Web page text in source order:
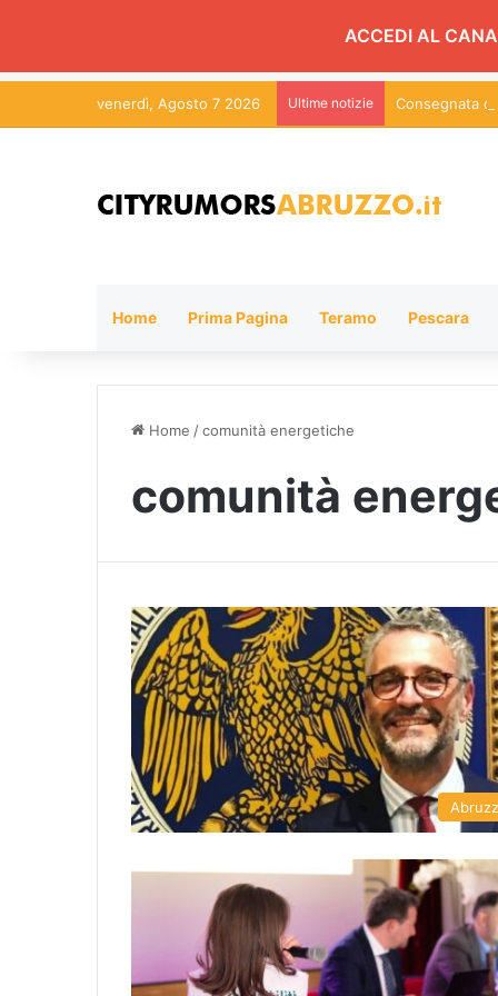
ACCEDI AL
venerdì, Agosto 7 2026 Ultime notizie Consegnata
Home Prima Pagina Teramo Pescara
Home /comunità energetiche
comunità